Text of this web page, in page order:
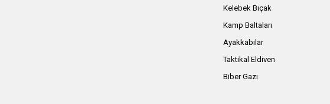
Kelebek Bıçak
Kamp Baltaları
Ayakkabılar
Taktikal Eldiven
Biber Gazı